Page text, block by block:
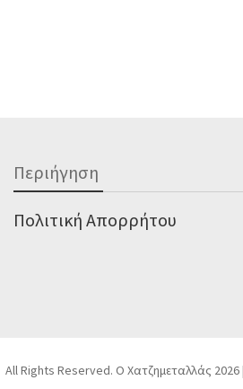
Περιήγηση
Πολιτική Απορρήτου
All Rights Reserved. Ο Χατζημεταλλάς 2026